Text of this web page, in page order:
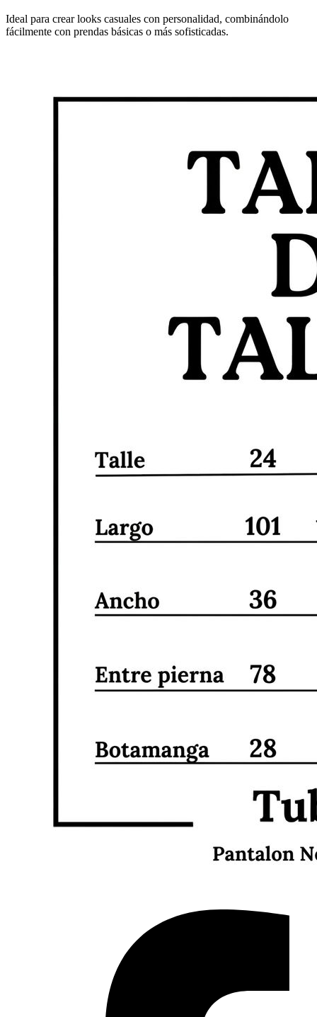
Ideal para crear looks casuales con personalidad, combinándolo
fácilmente con prendas básicas o más sofisticadas.